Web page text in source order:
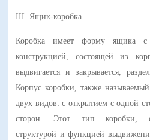
III. Ящик-коробка
Коробка имеет форму ящика с
конструкцией, состоящей из
выдвигается и закрывается,
Корпус коробки, также
двух видов: с открытием с одной
сторон. Этот тип коробки,
структурой и функцией